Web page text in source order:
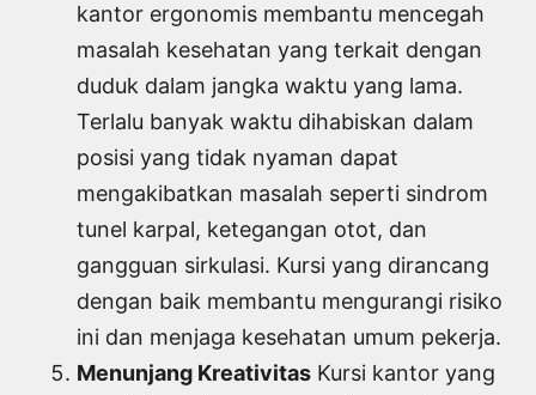
kantor ergonomis membantu mencegah
masalah kesehatan yang terkait dengan
duduk dalam jangka waktu yang lama.
Terlalu banyak waktu dihabiskan dalam
posisi yang tidak nyaman dapat
mengakibatkan masalah seperti sindrom
tunel karpal, ketegangan otot, dan
gangguan sirkulasi. Kursi yang dirancang
dengan baik membantu mengurangi risiko
ini dan menjaga kesehatan umum pekerja.
Menunjang Kreativitas Kursi kantor yang